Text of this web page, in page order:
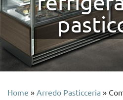
Home » Arredo Pasticceria »